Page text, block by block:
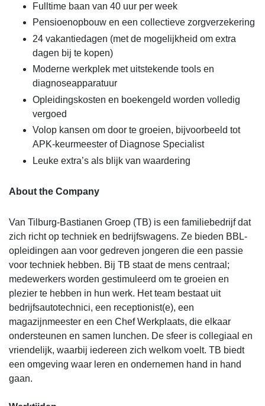
Fulltime baan van 40 uur per week
Pensioenopbouw en een collectieve zorgverzekering
24 vakantiedagen (met de mogelijkheid om extra
dagen bij te kopen)
Moderne werkplek met uitstekende tools en
diagnoseapparatuur
Opleidingskosten en boekengeld worden volledig
vergoed
Volop kansen om door te groeien, bijvoorbeeld tot
APK-keurmeester of Diagnose Specialist
Leuke extra’s als blijk van waardering
About the Company
Van Tilburg-Bastianen Groep (TB) is een familiebedrijf dat
zich richt op techniek en bedrijfswagens. Ze bieden BBL-
opleidingen aan voor gedreven jongeren die een passie
voor techniek hebben. Bij TB staat de mens centraal;
medewerkers worden gestimuleerd om te groeien en
plezier te hebben in hun werk. Het team bestaat uit
bedrijfsautotechnici, een receptionist(e), een
magazijnmeester en een Chef Werkplaats, die elkaar
ondersteunen en samen lunchen. De sfeer is collegiaal en
vriendelijk, waarbij iedereen zich welkom voelt. TB biedt
een omgeving waar leren en ondernemen hand in hand
gaan.